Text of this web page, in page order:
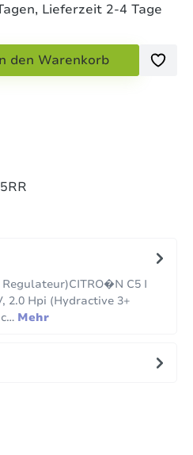
Lieferzeit 2-4 Tage
den Warenkorb
C5 I
2.0 Hpi (Hydractive 3+
Mehr